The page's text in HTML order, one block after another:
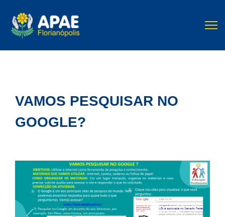
VAMOS PESQUISAR NO
GOOGLE?